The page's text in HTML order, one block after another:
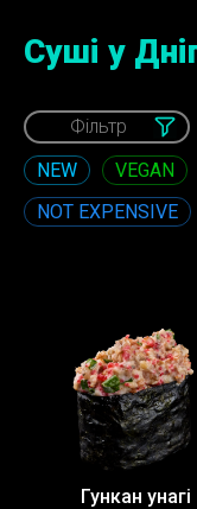
Cуші у
Фільтр
NEW
VEGAN
NOT EXPENSIVE
Гункан унагі